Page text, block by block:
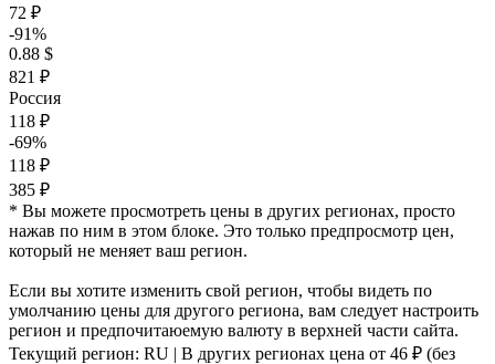
72 ₽
-91%
0.88 $
821 ₽
Россия
118 ₽
-69%
118 ₽
385 ₽
* Вы можете просмотреть цены в других регионах, просто
нажав по ним в этом блоке. Это только предпросмотр цен,
который не меняет ваш регион.
Если вы хотите изменить свой регион, чтобы видеть по
умолчанию цены для другого региона, вам следует настроить
регион и предпочитаюемую валюту в верхней части сайта.
Текущий регион: RU | В других регионах цена от 46 ₽ (без